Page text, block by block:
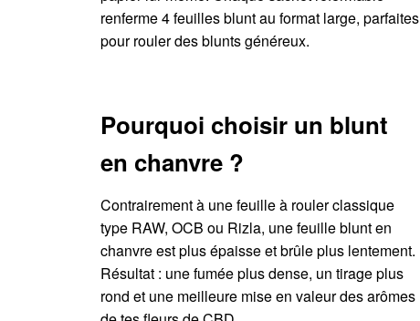
renferme 4 feuilles blunt au format large, parfaites
pour rouler des blunts généreux.
Pourquoi choisir un blunt
en chanvre ?
Contrairement à une feuille à rouler classique
type RAW, OCB ou Rizla, une feuille blunt en
chanvre est plus épaisse et brûle plus lentement.
Résultat : une fumée plus dense, un tirage plus
rond et une meilleure mise en valeur des arômes